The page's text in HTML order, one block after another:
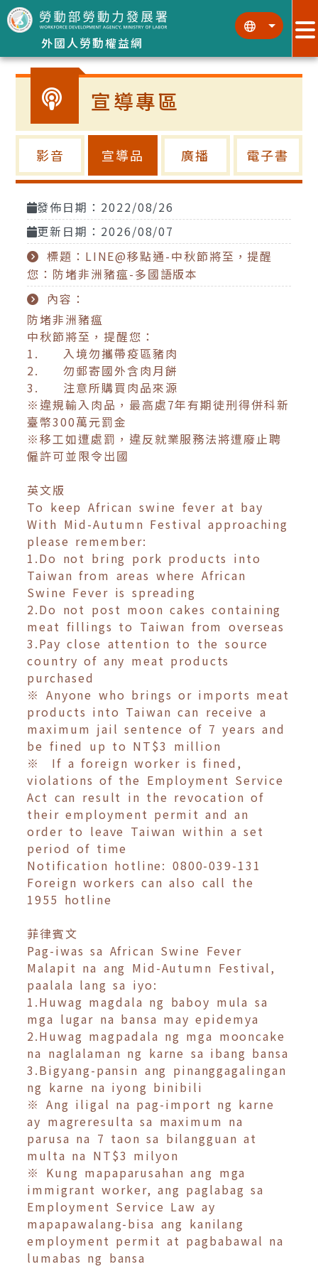
跳到主要內容區塊
外國人勞動權益網
::: :::
宣導專區
影音 宣導品 廣播 電子書
發佈日期：2022/08/26
更新日期：2026/08/07
標題：LINE@移點通-中秋節將至，提醒
您：防堵非洲豬瘟-多國語版本
內容：
防堵非洲豬瘟
中秋節將至，提醒您：
1.
入境勿攜帶疫區豬肉
2.
勿郵寄國外含肉月餅
3.
注意所購買肉品來源
※違規輸入肉品，最高處7年有期徒刑得併科新
臺幣300萬元罰金
※移工如遭處罰，違反就業服務法將遭廢止聘
僱許可並限令出國
英文版
To keep African swine fever at bay
With Mid-Autumn Festival approaching
please remember:
1.Do not bring pork products into
Taiwan from areas where African
Swine Fever is spreading
2.Do not post moon cakes containing
meat fillings to Taiwan from overseas
3.Pay close attention to the source
country of any meat products
purchased
※ Anyone who brings or imports meat
products into Taiwan can receive a
maximum jail sentence of 7 years and
be fined up to NT$3 million
※ If a foreign worker is fined,
violations of the Employment Service
Act can result in the revocation of
their employment permit and an
order to leave Taiwan within a set
period of time
Notification hotline: 0800-039-131
Foreign workers can also call the
1955 hotline
菲律賓文
Pag-iwas sa African Swine Fever
Malapit na ang Mid-Autumn Festival,
paalala lang sa iyo:
1.Huwag magdala ng baboy mula sa
mga lugar na bansa may epidemya
2.Huwag magpadala ng mga mooncake
na naglalaman ng karne sa ibang bansa
3.Bigyang-pansin ang pinanggagalingan
ng karne na iyong binibili
※ Ang iligal na pag-import ng karne
ay magreresulta sa maximum na
parusa na 7 taon sa bilangguan at
multa na NT$3 milyon
※ Kung mapaparusahan ang mga
immigrant worker, ang paglabag sa
Employment Service Law ay
mapapawalang-bisa ang kanilang
employment permit at pagbabawal na
lumabas ng bansa